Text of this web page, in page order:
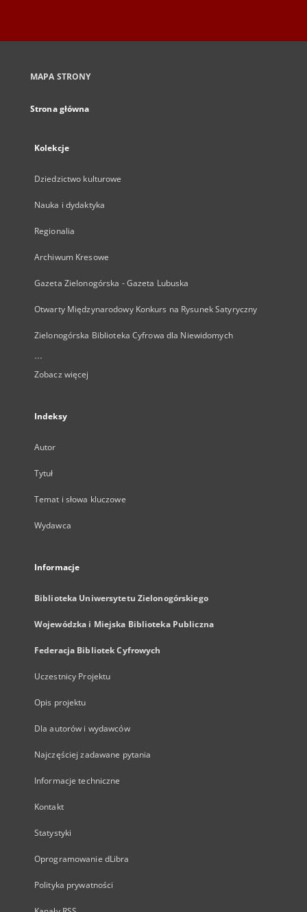
MAPA STRONY
Strona główna
Kolekcje
Dziedzictwo kulturowe
Nauka i dydaktyka
Regionalia
Archiwum Kresowe
Gazeta Zielonogórska - Gazeta Lubuska
Otwarty Międzynarodowy Konkurs na Rysunek Satyryczny
Zielonogórska Biblioteka Cyfrowa dla Niewidomych
...
Zobacz więcej
Indeksy
Autor
Tytuł
Temat i słowa kluczowe
Wydawca
Informacje
Biblioteka Uniwersytetu Zielonogórskiego
Wojewódzka i Miejska Biblioteka Publiczna
Federacja Bibliotek Cyfrowych
Uczestnicy Projektu
Opis projektu
Dla autorów i wydawców
Najczęściej zadawane pytania
Informacje techniczne
Kontakt
Statystyki
Oprogramowanie dLibra
Polityka prywatności